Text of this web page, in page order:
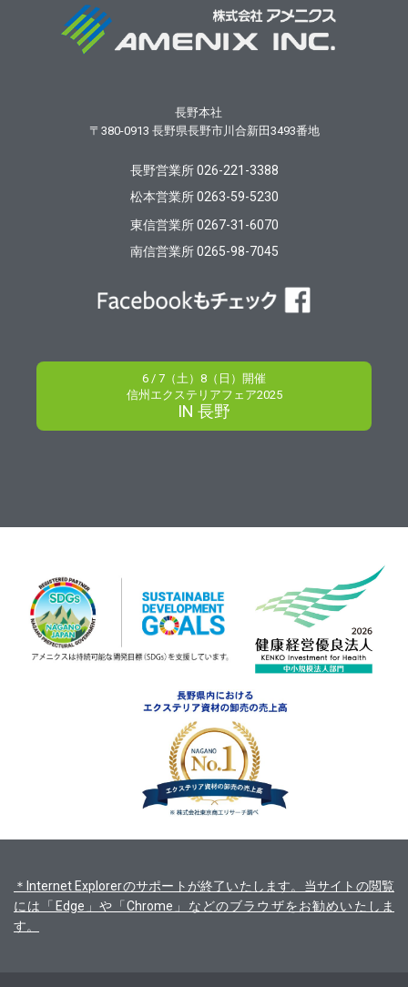
長野本社
〒380-0913 長野県長野市川合新田3493番地
長野営業所 026-221-3388
松本営業所 0263-59-5230
東信営業所 0267-31-6070
南信営業所 0265-98-7045
6 / 7（土）8（日）開催
信州エクステリアフェア2025
IN 長野
＊Internet Explorerのサポートが終了いたします。当サイトの閲覧
には「Edge」や「Chrome」などのブラウザをお勧めいたしま
す。